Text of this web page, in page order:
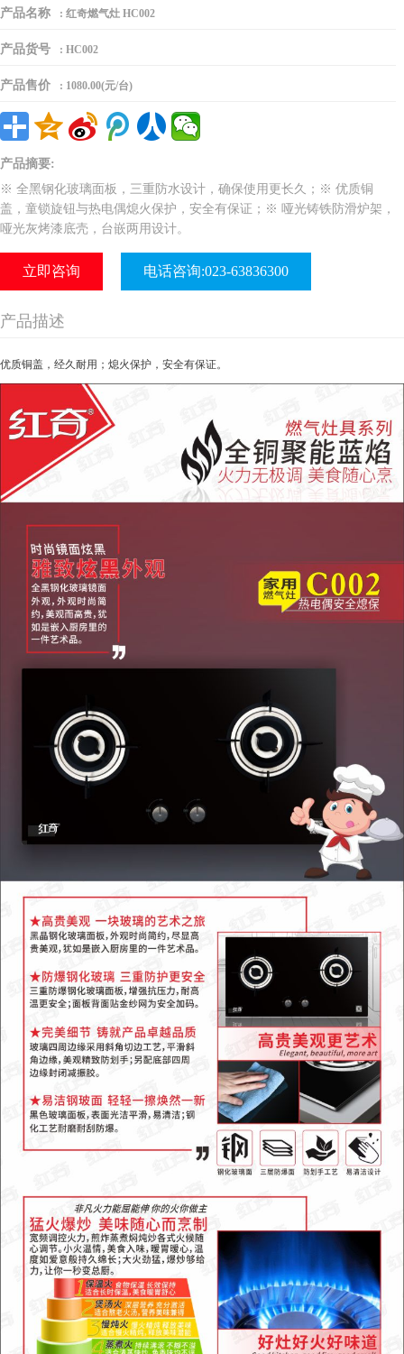
产品名称 : 红奇燃气灶 HC002
产品货号 : HC002
产品售价 : 1080.00(元/台)
产品摘要:
※ 全黑钢化玻璃面板，三重防水设计，确保使用更长久；※ 优质铜
盖，童锁旋钮与热电偶熄火保护，安全有保证；※ 哑光铸铁防滑炉架，
哑光灰烤漆底壳，台嵌两用设计。
立即咨询 电话咨询:023-63836300
产品描述
优质铜盖，经久耐用；熄火保护，安全有保证。